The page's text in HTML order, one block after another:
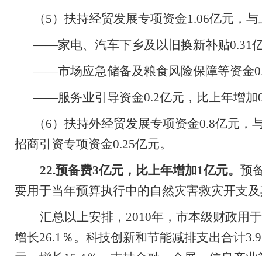
（5）扶持经贸发展专项资金1.06亿元，与
——家电、汽车下乡及以旧换新补贴0.31
——市场应急储备及粮食风险保障等资金
——服务业引导资金0.2亿元，比上年增加
（6）扶持外经贸发展专项资金0.8亿元，
招商引资专项资金0.25亿元。
22.预备费3亿元，比上年增加1亿元。 预
要用于当年预算执行中的自然灾害救灾开支
汇总以上安排， 2010年，市本级财政用
增长26.1 ％。科技创新和节能减排支出合计